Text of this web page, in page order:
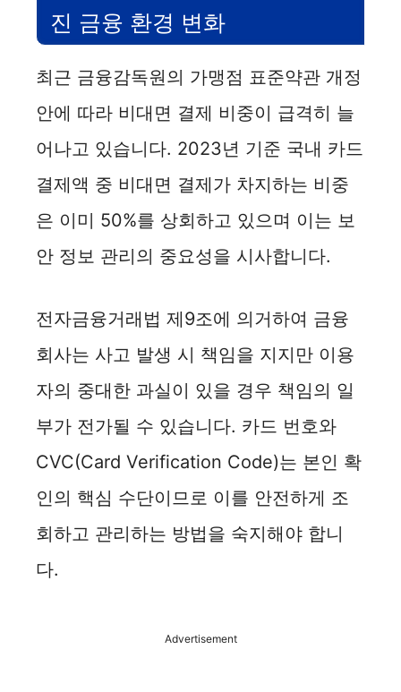
진 금융 환경 변화
최근 금융감독원의 가맹점 표준약관 개정
안에 따라 비대면 결제 비중이 급격히 늘
어나고 있습니다. 2023년 기준 국내 카드
결제액 중 비대면 결제가 차지하는 비중
은 이미 50%를 상회하고 있으며 이는 보
안 정보 관리의 중요성을 시사합니다.
전자금융거래법 제9조에 의거하여 금융
회사는 사고 발생 시 책임을 지지만 이용
자의 중대한 과실이 있을 경우 책임의 일
부가 전가될 수 있습니다. 카드 번호와
CVC(Card Verification Code)는 본인 확
인의 핵심 수단이므로 이를 안전하게 조
회하고 관리하는 방법을 숙지해야 합니
다.
Advertisement